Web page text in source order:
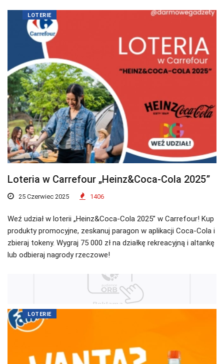
LOTERIE
Loteria w Carrefour „Heinz&Coca-Cola 2025”
25 Czerwiec 2025 1406
Weź udział w loterii „Heinz&Coca-Cola 2025” w Carrefour! Kup
produkty promocyjne, zeskanuj paragon w aplikacji Coca-Cola i
zbieraj tokeny. Wygraj 75 000 zł na działkę rekreacyjną i altankę
lub odbieraj nagrody rzeczowe!
LOTERIE